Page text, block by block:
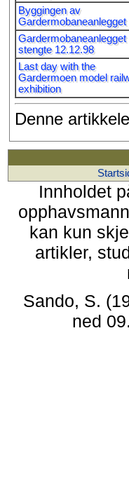
Byggingen av
Gardermobaneanlegget
Gardermobaneanlegget
stengte 12.12.98
Last day with the
Gardermoen model
exhibition
Denne
Innholdet
kan kun
artikler,
Sando, S.
ned